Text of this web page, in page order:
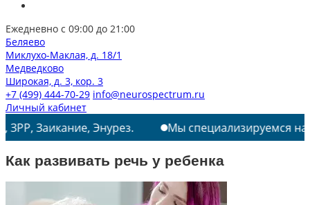
Ежедневно с 09:00 до 21:00
Беляево
Миклухо-Маклая, д. 18/1
Медведково
Широкая, д. 3, кор. 3
+7 (499) 444-70-29 info@neurospectrum.ru
Личный кабинет
Энурез. Мы специализируемся на лечении:
Как развивать речь у ребенка